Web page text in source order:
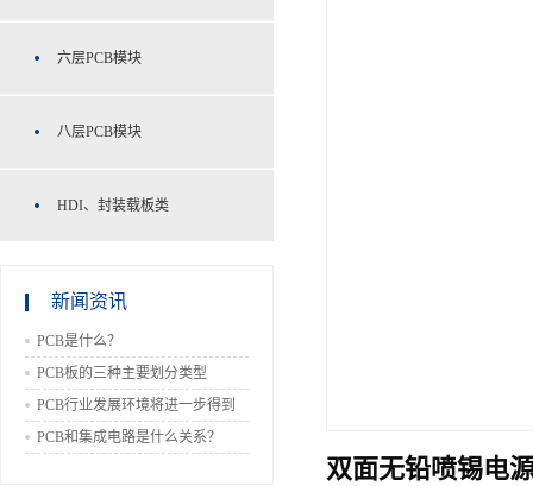
六层PCB模块
八层PCB模块
HDI、封装载板类
新闻资讯
PCB是什么？
PCB板的三种主要划分类型
PCB行业发展环境将进一步得到
改善
PCB和集成电路是什么关系？
双面无铅喷锡电